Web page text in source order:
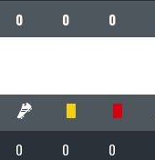
0 0 0
0 0 0